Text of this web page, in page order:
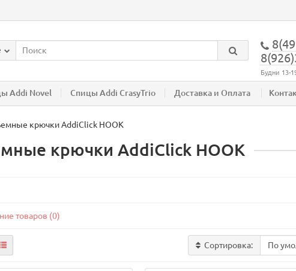
Будни 13-
Addi Novel Спицы Addi CrasyTrio Доставка и Оплата
крючки AddiClick HOOK
крючки AddiClick HOOK
товаров (0)
Сортировка: